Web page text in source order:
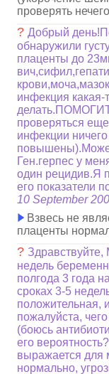
проверять
?Добрый
обнаружили
плаценты до
инфекция
проверяться
инфекции
Ген.герпес у
один рецидив.Я
его показатели
10 September
Взвесь не
плаценты
?
недель
полгода 3 года
сроках 3-5
положительная,
пожалуйста,
(боюсь
его
выражается для
нормально,